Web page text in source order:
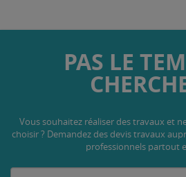
PAS LE
Vous souhaitez réaliser des travaux et
choisir ? Demandez des devis travaux
professionnels partout